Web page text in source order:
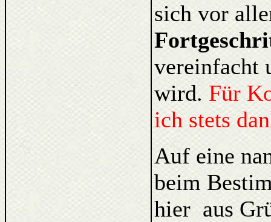
sich vor
vereinfacht
wird. Für
ich stets
Auf eine
beim
hier aus